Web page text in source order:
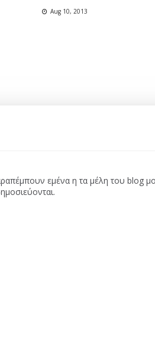
Aug 10, 2013
εμένα η τα μέλη του blog